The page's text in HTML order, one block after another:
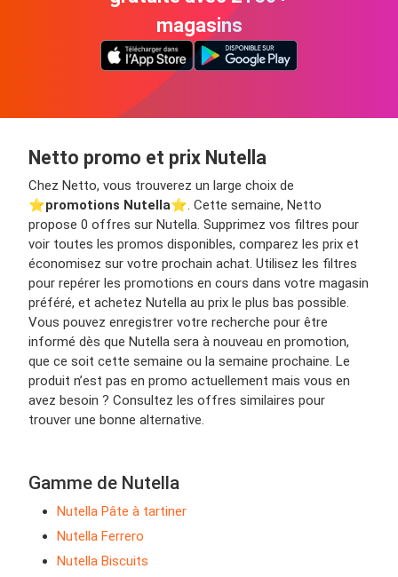
magasins
Netto promo et prix Nutella
Chez Netto, vous trouverez un large choix de
⭐️promotions Nutella⭐️. Cette semaine, Netto
propose 0 offres sur Nutella. Supprimez vos filtres pour
voir toutes les promos disponibles, comparez les prix et
économisez sur votre prochain achat. Utilisez les filtres
pour repérer les promotions en cours dans votre magasin
préféré, et achetez Nutella au prix le plus bas possible.
Vous pouvez enregistrer votre recherche pour être
informé dès que Nutella sera à nouveau en promotion,
que ce soit cette semaine ou la semaine prochaine. Le
produit n’est pas en promo actuellement mais vous en
avez besoin ? Consultez les offres similaires pour
trouver une bonne alternative.
Gamme de Nutella
Nutella Pâte à tartiner
Nutella Ferrero
Nutella Biscuits